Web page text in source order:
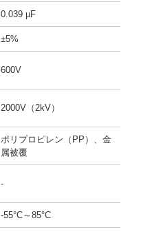
0.039 µF
±5%
600V
2000V（2kV）
ポリプロピレン（PP）、金
属被覆
-
-55°C～85°C